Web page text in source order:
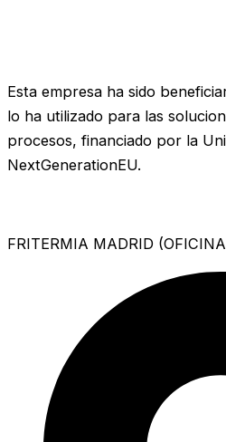
Esta empresa ha sido
lo ha utilizado para las
procesos, financiado por la
NextGenerationEU.
FRITERMIA MADRID